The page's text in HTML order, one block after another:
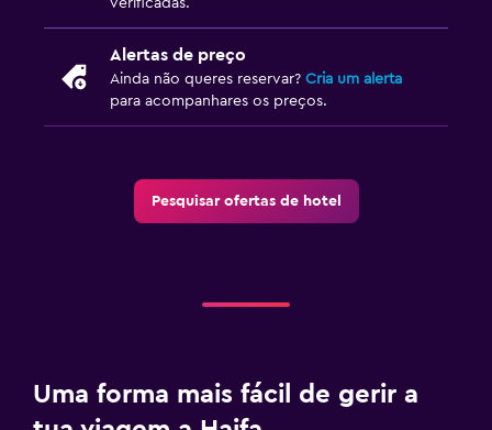
Alertas de preço
Ainda não queres reservar? Cria um alerta
para acompanhares os preços.
Pesquisar ofertas de hotel
Uma forma mais fácil de gerir a